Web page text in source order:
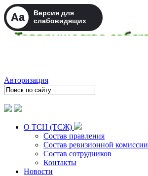
Aa
Версия для
слабовидящих
Авторизация
О ТСН (ТСЖ)
Состав правления
Состав ревизионной комиссии
Состав сотрудников
Контакты
Новости